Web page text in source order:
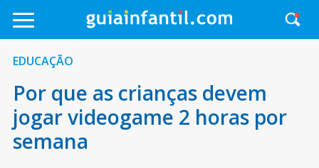
EDUCAÇÃO
Por que as crianças devem
jogar videogame 2 horas por
semana